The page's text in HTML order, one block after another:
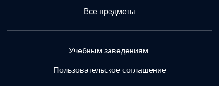
Все предметы
Учебным заведениям
Пользовательское соглашение